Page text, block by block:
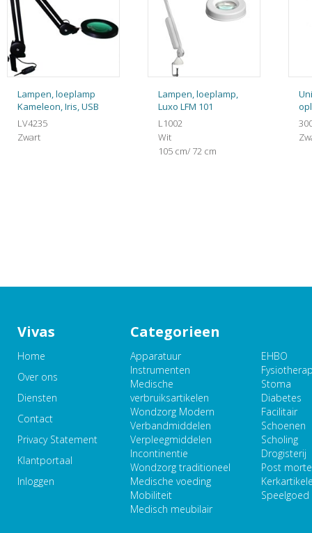
Lampen, loeplamp
Kameleon, Iris, USB
LV4235
Zwart
Lampen, loeplamp,
Luxo LFM 101
L1002
Wit
105 cm/ 72 cm
Vivas
Home
Over ons
Diensten
Contact
Privacy Statement
Klantportaal
Inloggen
Categorieen
Apparatuur
Instrumenten
Medische
verbruiksartikelen
Wondzorg Modern
Verbandmiddelen
Verpleegmiddelen
Incontinentie
Wondzorg traditioneel
Medische voeding
Mobiliteit
Medisch meubilair
EHBO
Stoma
Diabetes
Facilitair
Schoenen
Scholing
Drogisterij
Post
Speelgoed